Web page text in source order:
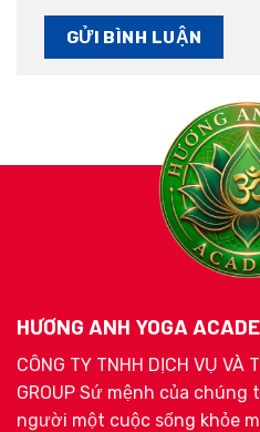
HƯƠNG ANH YOGA
CÔNG TY TNHH DỊCH VỤ VÀ
GROUP Sứ mệnh của chúng
người một cuộc sống khỏe